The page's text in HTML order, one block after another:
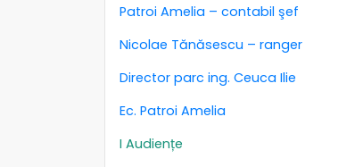
Patroi Amelia – contabil şef
Nicolae Tănăsescu – ranger
Director parc ing. Ceuca Ilie
Ec. Patroi Amelia
I Audiențe